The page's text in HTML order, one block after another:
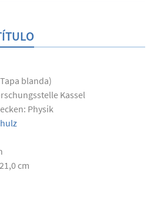
blanda)
Kassel
Physik
cm